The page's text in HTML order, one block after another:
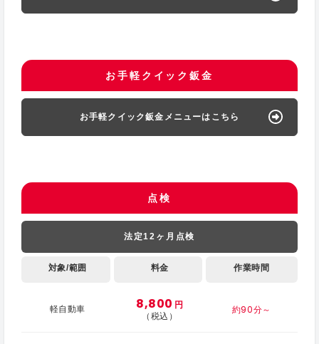
お手軽クイック鈑金
お手軽クイック鈑金メニューはこちら
点検
法定12ヶ月点検
対象/範囲 料金 作業時間
軽自動車 8,800 円
（税込）
約90分～